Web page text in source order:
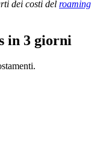
dei costi del roaming
in 3 giorni